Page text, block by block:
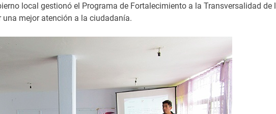
local gestionó el Programa de Fortalecimiento a la Transversalidad de
una mejor atención a la ciudadanía.